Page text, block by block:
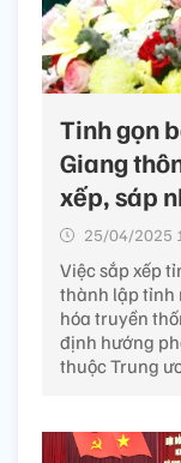
Tinh gọn
Giang
xếp, sáp
25/04/2025
Việc sắp xếp
thành lập tỉnh
hóa truyền
định hướng
thuộc Trung